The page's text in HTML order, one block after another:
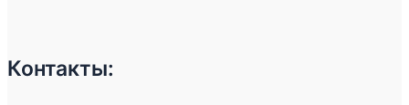
Контакты: